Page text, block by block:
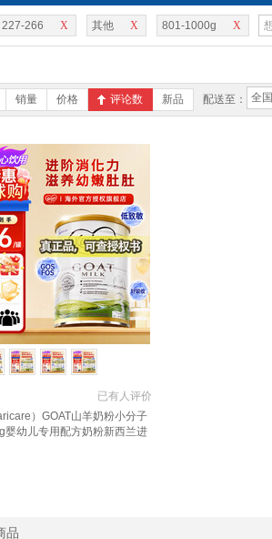
X
227-266 X
其他 X
801-1000g
销量 价格 评论数 新品 配送至： 全国
已有人评价
）GOAT山羊奶粉小分子
婴幼儿专用配方奶粉新西兰进
品